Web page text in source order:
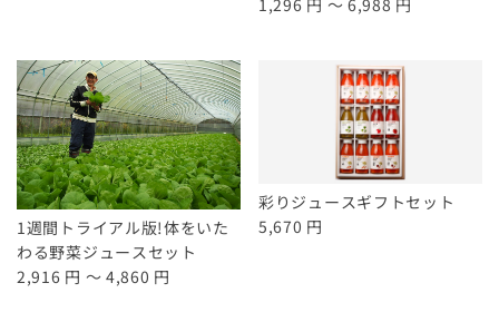
1,296 円 ～ 6,988 円
1週間トライアル版!体をいた
わる野菜ジュースセット
2,916 円 ～ 4,860 円
彩りジュースギフトセット
5,670 円